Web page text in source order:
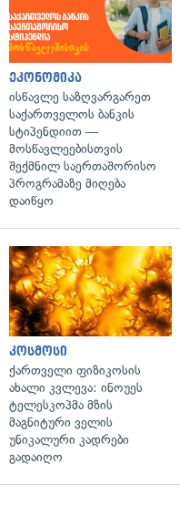
ეკონომიკა
ისწავლე საზღვარგარეთ
საქართველოს ბანკის
სტიპენდიით —
მოსწავლეებისთვის
შექმნილ საერთაშორისო
პროგრამაზე მიღება
დაიწყო
კოსმოსი
ქართველი ფიზიკოსის
ახალი კვლევა: ინოუეს
ტელესკოპმა მზის
მაგნიტური ველის
უნიკალური კადრები
გადაიღო